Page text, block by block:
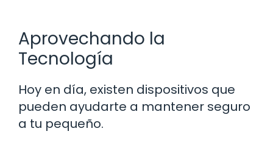
Aprovechando la
Tecnología
Hoy en día, existen dispositivos que
pueden ayudarte a mantener seguro
a tu pequeño.